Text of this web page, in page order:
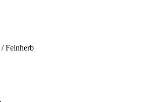
Feinherb